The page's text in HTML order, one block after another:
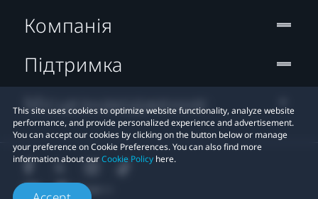
This site uses cookies to optimize website functionality, analyze website
performance, and provide personalized experience and advertisement.
You can accept our cookies by clicking on the button below or manage
your preference on Cookie Preferences. You can also find more
information about ourCookie Policy here.
Компанія
Підтримка
Місцезнаходження: